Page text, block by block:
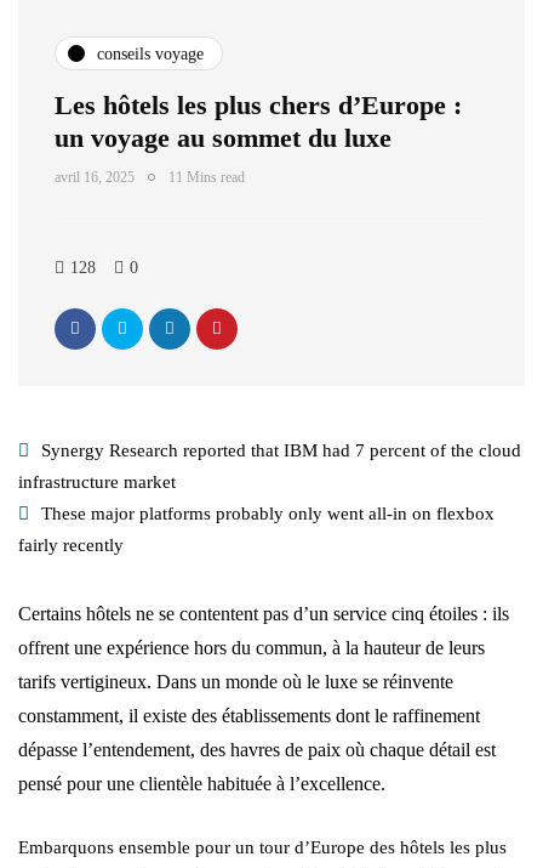
conseils voyage
Les hôtels les plus chers d’Europe :
un voyage au sommet du luxe
avril 16, 2025 11 Mins read
128 0
Synergy Research reported that IBM had 7 percent of the cloud
infrastructure market
These major platforms probably only went all-in on flexbox
fairly recently
Certains hôtels ne se contentent pas d’un service cinq étoiles : ils
offrent une expérience hors du commun, à la hauteur de leurs
tarifs vertigineux. Dans un monde où le luxe se réinvente
constamment, il existe des établissements dont le raffinement
dépasse l’entendement, des havres de paix où chaque détail est
pensé pour une clientèle habituée à l’excellence.
Embarquons ensemble pour un tour d’Europe des hôtels les plus